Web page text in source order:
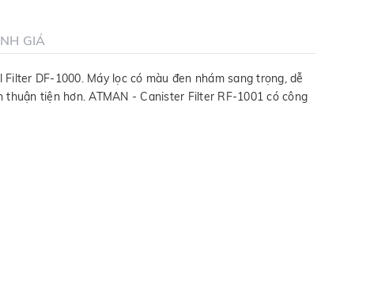
GIÁ
DF-1000. Máy lọc có màu đen nhám sang trọng, dễ
tiện hơn. ATMAN - Canister Filter RF-1001 có công